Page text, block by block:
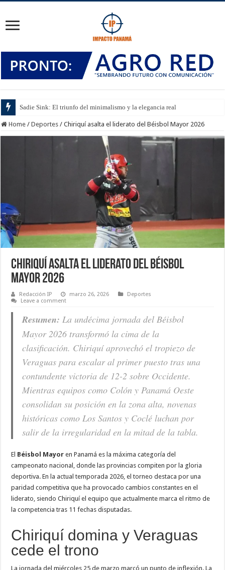
Sadie Sink: El triunfo del minimalismo y la elegancia real
Home / Deportes / Chiriquí asalta el liderato del Béisbol Mayor 2026
Chiriquí asalta el liderato del Béisbol
Mayor 2026
Redacción IP marzo 26, 2026
Deportes
Leave a comment
Resumen: La undécima jornada del Béisbol
Mayor 2026 transformó la cima de la
clasificación. Chiriquí aprovechó el tropiezo de
Veraguas para escalar al primer puesto tras una
contundente victoria de 12-2 sobre Occidente.
Mientras equipos como Colón y Panamá Oeste
consolidan su posición en la zona alta, novenas
históricas como Los Santos y Coclé luchan por
salir de la irregularidad en la mitad de la tabla.
El Béisbol Mayor en Panamá es la máxima categoría del
campeonato nacional, donde las provincias compiten por la gloria
deportiva. En la actual temporada 2026, el torneo destaca por una
paridad competitiva que ha provocado cambios constantes en el
liderato, siendo Chiriquí el equipo que actualmente marca el ritmo de
la competencia tras 11 fechas disputadas.
Chiriquí domina y Veraguas
cede el trono
La jornada del miércoles 25 de marzo marcó un punto de inflexión. La